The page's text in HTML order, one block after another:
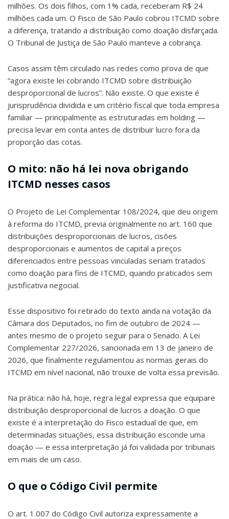
milhões. Os dois filhos, com 1% cada, receberam R$ 24
milhões cada um. O Fisco de São Paulo cobrou ITCMD sobre
a diferença, tratando a distribuição como doação disfarçada.
O Tribunal de Justiça de São Paulo manteve a cobrança.
Casos assim têm circulado nas redes como prova de que
“agora existe lei cobrando ITCMD sobre distribuição
desproporcional de lucros”. Não existe. O que existe é
jurisprudência dividida e um critério fiscal que toda empresa
familiar — principalmente as estruturadas em holding —
precisa levar em conta antes de distribuir lucro fora da
proporção das cotas.
O mito: não há lei nova obrigando
ITCMD nesses casos
O Projeto de Lei Complementar 108/2024, que deu origem
à reforma do ITCMD, previa originalmente no art. 160 que
distribuições desproporcionais de lucros, cisões
desproporcionais e aumentos de capital a preços
diferenciados entre pessoas vinculadas seriam tratados
como doação para fins de ITCMD, quando praticados sem
justificativa negocial.
Esse dispositivo foi retirado do texto ainda na votação da
Câmara dos Deputados, no fim de outubro de 2024 —
antes mesmo de o projeto seguir para o Senado. A Lei
Complementar 227/2026, sancionada em 13 de janeiro de
2026, que finalmente regulamentou as normas gerais do
ITCMD em nível nacional, não trouxe de volta essa previsão.
Na prática: não há, hoje, regra legal expressa que equipare
distribuição desproporcional de lucros a doação. O que
existe é a interpretação do Fisco estadual de que, em
determinadas situações, essa distribuição esconde uma
doação — e essa interpretação já foi validada por tribunais
em mais de um caso.
O que o Código Civil permite
O art. 1.007 do Código Civil autoriza expressamente a